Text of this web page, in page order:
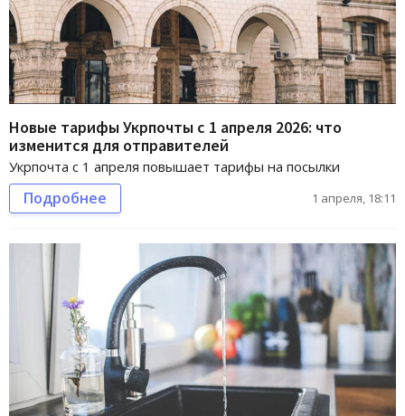
Новые тарифы Укрпочты с 1 апреля 2026: что
изменится для отправителей
Укрпочта с 1 апреля повышает тарифы на посылки
Подробнее 1 апреля, 18:11